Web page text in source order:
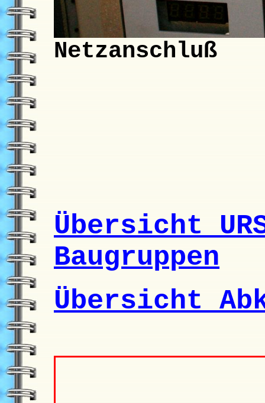
Netzanschluß
Übersicht
Baugruppen
Übersicht